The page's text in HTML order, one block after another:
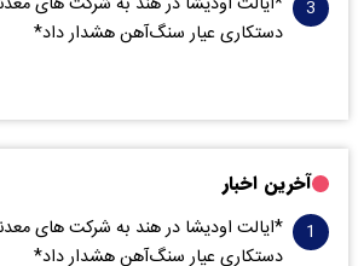
دستکاری عیار سنگ‌آهن هشدار داد*
آخرین اخبار
*ایالت اودیشا در هند به شرکت های
دستکاری عیار سنگ‌آهن هشدار داد*